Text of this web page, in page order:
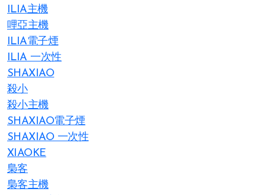
ILIA主機
哩亞主機
ILIA電子煙
ILIA 一次性
SHAXIAO
殺小
殺小主機
SHAXIAO電子煙
SHAXIAO 一次性
XIAOKE
梟客
梟客主機